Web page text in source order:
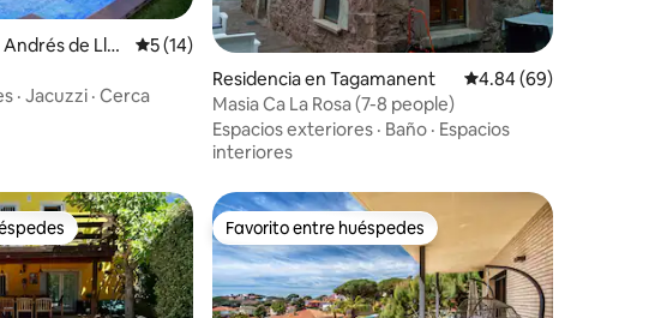
98 evaluaciones
de Llav
Calificación promedio: 5 de 5; 14 evaluaciones
5 (14)
· Jacuzzi · Cerca
Residencia en Tagamanent Calificación
4.84 (69)
Masia Ca La Rosa (7-8 people)
Espacios exteriores · Baño · Espacios
interiores
Favorito entre huéspedes
Favorito entre huéspedes